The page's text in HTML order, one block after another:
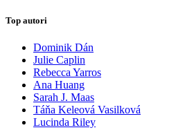
Top autori
Dominik Dán
Julie Caplin
Rebecca Yarros
Ana Huang
Sarah J. Maas
Táňa Keleová Vasilková
Lucinda Riley